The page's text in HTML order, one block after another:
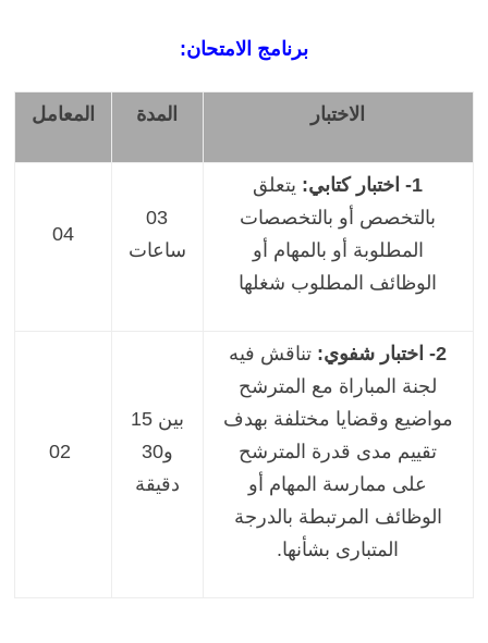
برنامج الامتحان:
المعامل المدة الاختبار
04
03
ساعات
1- اختبار كتابي:
يتعلق
بالتخصص أو بالتخصصات
المطلوبة أو بالمهام أو
الوظائف المطلوب شغلها
بين 15
و30
دقيقة
2- اختبار شفوي:
تناقش فيه
لجنة المباراة مع المترشح
مواضيع وقضايا مختلفة بهدف
تقييم مدى قدرة المترشح
على ممارسة المهام أو
الوظائف المرتبطة بالدرجة
المتبارى بشأنها.